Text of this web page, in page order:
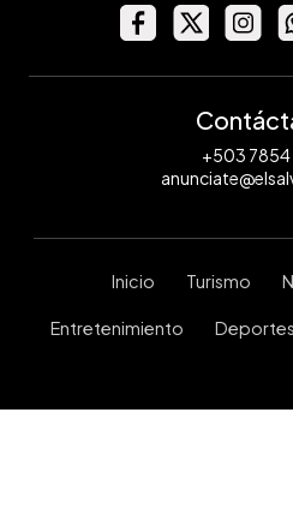
+503
Inicio Turismo
Entretenimiento Deportes